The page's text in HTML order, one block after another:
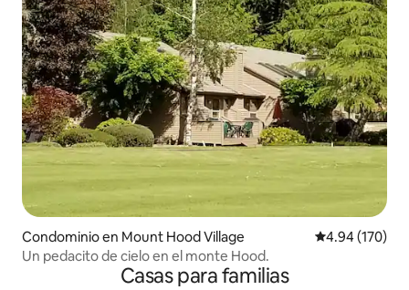
Condominio en Mount Hood Village Calificación
4.94 (170)
Un pedacito de cielo en el monte Hood.
Casas para familias